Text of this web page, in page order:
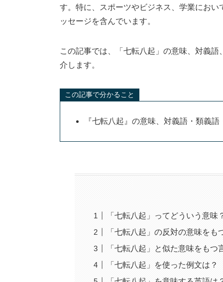
す。特に、スポーツやビジネス、学業にお
ッセージを含んでいます。
この記事では、「七転八起」の意味、対義
介します。
この記事で分かること
『七転八起』の意味、対義語・類義
「七転八起」ってどういう意味
「七転八起」の反対の意味をも
「七転八起」と似た意味をもつ
「七転八起」を使った例文は？